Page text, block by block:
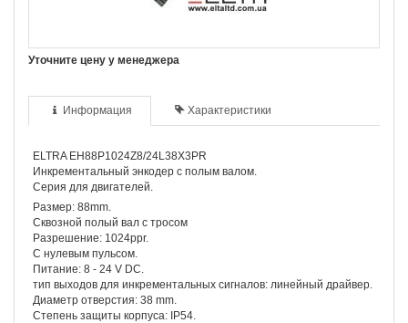
Уточните цену у менеджера
Информация Характеристики
ELTRA EH88P1024Z8/24L38X3PR
Инкрементальный энкодер с полым валом.
Серия для двигателей.
Размер: 88mm.
Сквозной полый вал с тросом
Разрешение: 1024ppr.
С нулевым пульсом.
Питание: 8 - 24 V DC.
тип выходов для инкрементальных сигналов: линейный драйвер.
Диаметр отверстия: 38 mm.
Степень защиты корпуса: IP54.